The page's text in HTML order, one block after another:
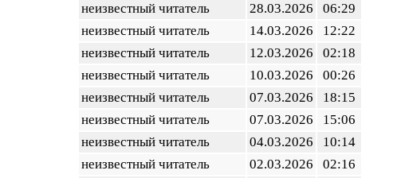
неизвестный читатель
28.03.2026
06:29
неизвестный читатель
14.03.2026
12:22
неизвестный читатель
12.03.2026
02:18
неизвестный читатель
10.03.2026
00:26
неизвестный читатель
07.03.2026
18:15
неизвестный читатель
07.03.2026
15:06
неизвестный читатель
04.03.2026
10:14
неизвестный читатель
02.03.2026
02:16